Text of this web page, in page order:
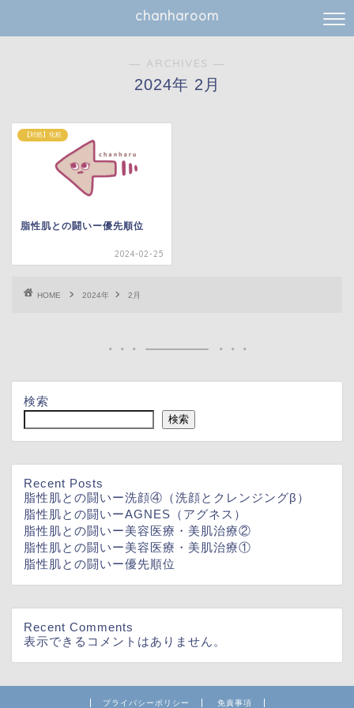
chanharoom
― ARCHIVES ―
2024年 2月
【対処】化粧
脂性肌との闘いー優先順位
2024-02-25
HOME 2024年 2月
検索
検索
Recent Posts
脂性肌との闘いー洗顔④（洗顔とクレンジングβ）
脂性肌との闘いーAGNES（アグネス）
脂性肌との闘いー美容医療・美肌治療②
脂性肌との闘いー美容医療・美肌治療①
脂性肌との闘いー優先順位
Recent Comments
表示できるコメントはありません。
プライバシーポリシー 免責事項